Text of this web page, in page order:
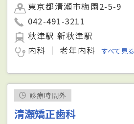
東京都清瀬市梅園2-5-9
042-491-3211
秋津駅 新秋津駅
内科
老年内科 すべて見る
診療時間外
清瀬矯正歯科